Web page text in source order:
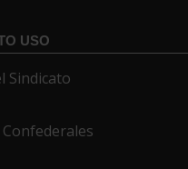
USO
Sindicato